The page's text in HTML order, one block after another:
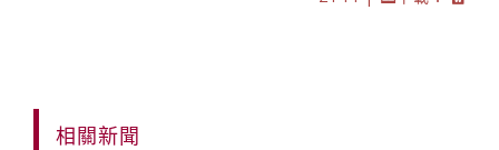
相關新聞